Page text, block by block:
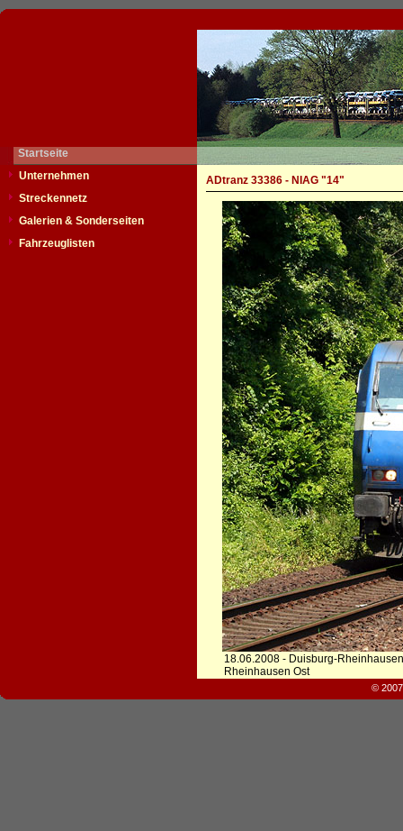
Startseite
Unternehmen
Streckennetz
Galerien & Sonderseiten
Fahrzeuglisten
ADtranz 33386 - NIAG "14"
18.06.2008 - Duisburg-
Rheinhausen Ost
©